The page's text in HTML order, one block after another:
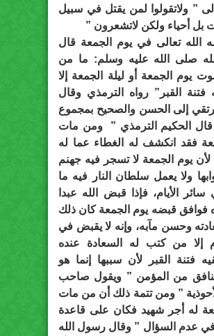
” ولاتقولوا لمن يقتل في سبيل
بل أحياء ولكن لاتشعرون ”
الله تعالى في يوم الجمعة قال
صلى الله عليه وسلم: ما من
يوم الجمعة أو ليلة الجمعة إلا
فتنة القبر” رواه الترمذي وقال
يرتقي إلى الحسن والصحيح بمجموع
الحكيم الترمذي ” ومن مات
فقد انكشف له الغطاء عما له
لأن يوم الجمعة لا تسجر فيه جهنم
ولا يعمل سلطان النار فيه ما
الأيام، فإذا قبض الله عبدا
فوافق قبضه يوم الجمعة كان ذلك
وحسن مآبه، وإنه لا يقبض في
إلا من كتب له السعادة عنده
فتنة القبر لأن سببها إنما هو
من المؤمن ” ويقول صاحب
” ومن تتمة ذلك أن من مات
له أجر شهيد فكان على قاعدة
في عدم السؤال ” وقال رسول الله